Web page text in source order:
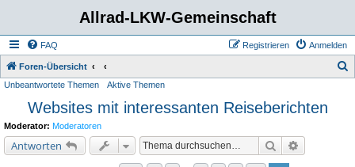
Allrad-LKW-Gemeinschaft
FAQ Anmelden
Registrieren
Foren-Übersicht
Unbeantwortete Themen Aktive Themen
Websites mit interessanten Reiseberichten
Moderator: Moderatoren
Antworten Suche